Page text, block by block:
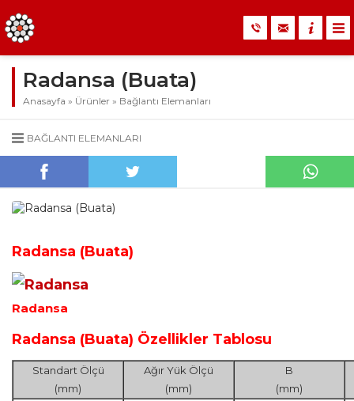
Radansa (Buata)
Anasayfa » Ürünler » Bağlantı Elemanları
BAĞLANTI ELEMANLARI
Radansa (Buata)
Radansa
Radansa (Buata) Özellikler Tablosu
Standart Ölçü
(mm)
Ağır Yük Ölçü
(mm)
B
(mm)